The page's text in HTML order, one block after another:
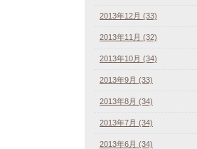
2013年12月 (33)
2013年11月 (32)
2013年10月 (34)
2013年9月 (33)
2013年8月 (34)
2013年7月 (34)
2013年6月 (34)